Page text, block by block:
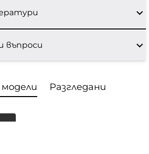
въпроси
Разгледани